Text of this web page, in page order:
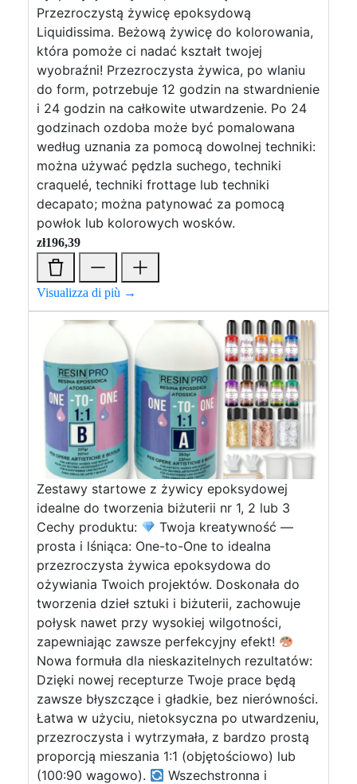
Przezroczystą żywicę epoksydową
Liquidissima. Beżową żywicę do kolorowania,
która pomoże ci nadać kształt twojej
wyobraźni! Przezroczysta żywica, po wlaniu
do form, potrzebuje 12 godzin na stwardnienie
i 24 godzin na całkowite utwardzenie. Po 24
godzinach ozdoba może być pomalowana
według uznania za pomocą dowolnej techniki:
można używać pędzla suchego, techniki
craquelé, techniki frottage lub techniki
decapato; można patynować za pomocą
powłok lub kolorowych wosków.
zł196,39
Visualizza di più →
Zestawy startowe z żywicy epoksydowej
idealne do tworzenia biżuterii nr 1, 2 lub 3
Cechy produktu:
Twoja kreatywność —
prosta i lśniąca: One-to-One to idealna
przezroczysta żywica epoksydowa do
ożywiania Twoich projektów. Doskonała do
tworzenia dzieł sztuki i biżuterii, zachowuje
połysk nawet przy wysokiej wilgotności,
zapewniając zawsze perfekcyjny efekt!
Nowa formuła dla nieskazitelnych rezultatów:
Dzięki nowej recepturze Twoje prace będą
zawsze błyszczące i gładkie, bez nierówności.
Łatwa w użyciu, nietoksyczna po utwardzeniu,
przezroczysta i wytrzymała, z bardzo prostą
proporcją mieszania 1:1 (objętościowo) lub
(100:90 wagowo).
Wszechstronna i